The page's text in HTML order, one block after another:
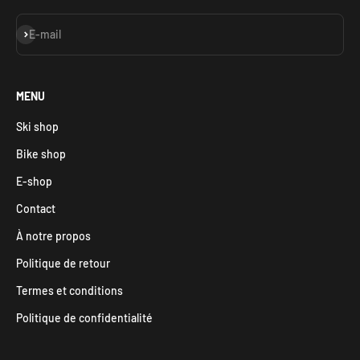
E-mail
S'inscrire
MENU
Ski shop
Bike shop
E-shop
Contact
À notre propos
Politique de retour
Termes et conditions
Politique de confidentialité